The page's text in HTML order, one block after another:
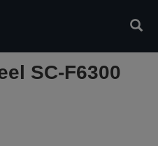
SC-F6300